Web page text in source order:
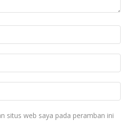
situs web saya pada peramban ini